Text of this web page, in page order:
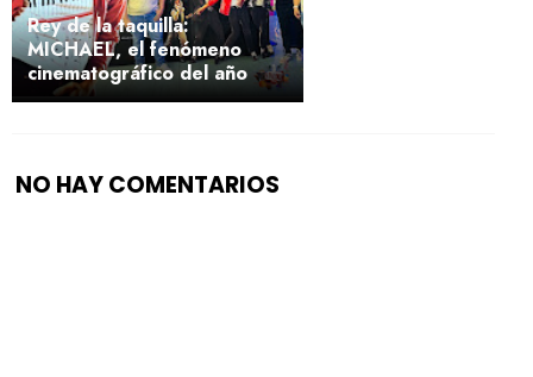
Rey de la taquilla:
MICHAEL, el fenómeno
cinematográfico del año
NO HAY COMENTARIOS